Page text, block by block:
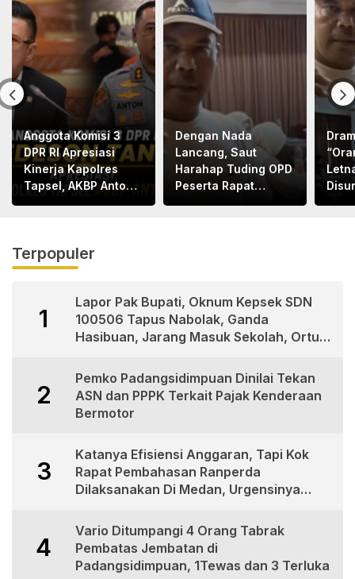
Anggota Komisi 3
DPR RI Apresiasi
Kinerja Kapolres
Tapsel, AKBP Anton
Dengan Nada
Lancang, Saut
Harahap Tuding OPD
Peserta Rapat
Terpopuler
1
Lapor Pak Bupati, Oknum Kepsek SDN
100506 Tapus Nabolak, Ganda
Hasibuan, Jarang Masuk Sekolah, Ortu
2
Pemko Padangsidimpuan Dinilai Tekan
ASN dan PPPK Terkait Pajak Kenderaan
Bermotor
3
Katanya Efisiensi Anggaran, Tapi Kok
Rapat Pembahasan Ranperda
Dilaksanakan Di Medan, Urgensinya
4
Vario Ditumpangi 4 Orang Tabrak
Pembatas Jembatan di
Padangsidimpuan, 1Tewas dan 3 Terluka